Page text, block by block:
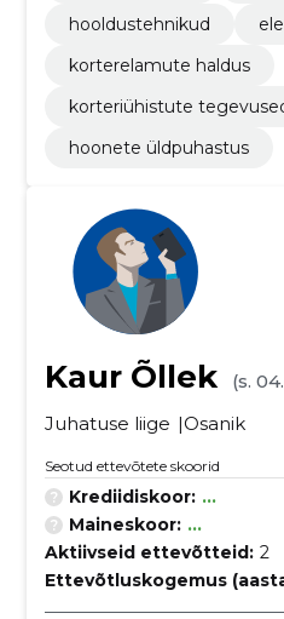
hooldustehnikud
korterelamute haldus
korteriühistute
hoonete üldpuhastus
Kaur Õllek
(s.
Juhatuse liige
Osanik
Seotud ettevõtete skoorid
Krediidiskoor: ...
Maineskoor: ...
Aktiivseid ettevõtteid: 2
Ettevõtluskogemus